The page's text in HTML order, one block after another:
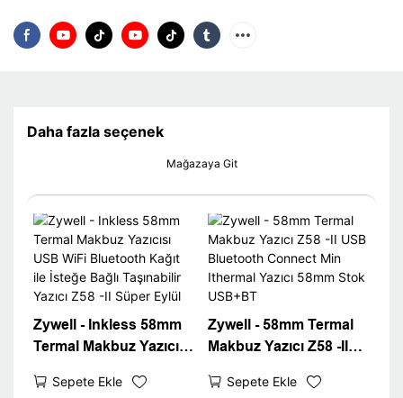
Daha fazla seçenek
Mağazaya Git
Zywell - Inkless 58mm
Termal Makbuz Yazıcısı
Kağıt ile İsteğe Bağlı
Sepete Ekle
Zywell - 58mm Termal
Makbuz Yazıcı Z58 -II
Connect Min Ithermal
Sepete Ekle